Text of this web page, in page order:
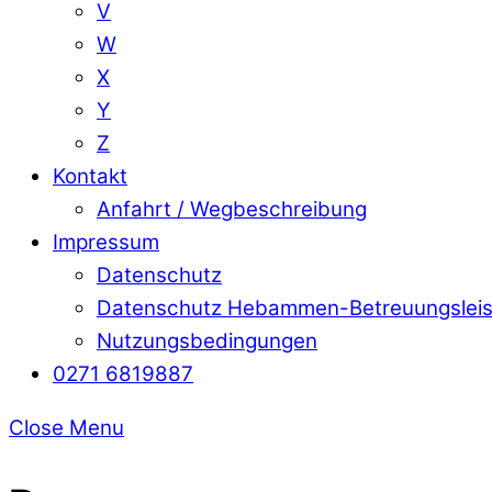
V
W
X
Y
Z
Kontakt
Anfahrt / Wegbeschreibung
Impressum
Datenschutz
Datenschutz Hebammen-
Nutzungsbedingungen
0271 6819887
Close Menu